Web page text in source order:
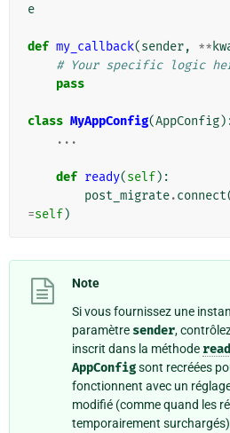
e
def my_callback(sender, **
# Your specific logic
pass
class MyAppConfig(AppConfig
...
def ready(self):
post_migrate.connect
=self)
Note
Si vous fournissez une
paramètre sender,
inscrit dans la méthode
AppConfigsont recréées
fonctionnent avec un
modifié (comme quand les
temporairement